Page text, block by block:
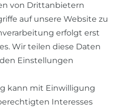
von Drittanbietern
auf unsere Website zu
erfolgt erst
Wir teilen diese Daten
Einstellungen
kann mit Einwilligung
Interesses